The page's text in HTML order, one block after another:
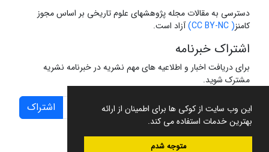
این وب سایت از کوکی ها برای اطمینان از ارائه
بهترین خدمات استفاده می کند.
متوجه شدم
دسترسی به مقالات مجله پژوهشهای علوم تاریخی بر اساس مجوز
کامنز( CC BY-NC) آزاد است.
اشتراک خبرنامه
برای دریافت اخبار و اطلاعیه های مهم نشریه در خبرنامه نشریه
مشترک شوید.
اشتراک